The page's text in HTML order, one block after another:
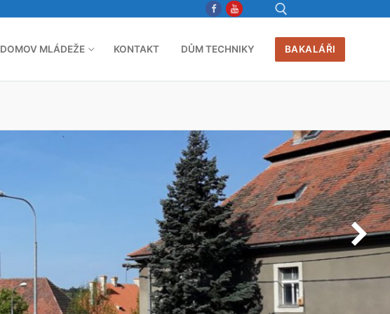
DOMOV MLÁDEŽE KONTAKT DŮM TECHNIKY BAKALÁŘI